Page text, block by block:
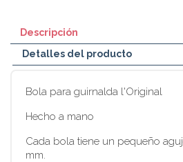
Descripción
Detalles del producto
Bola para guirnalda l'Original
Hecho a mano
Cada bola tiene un pequeño
mm.